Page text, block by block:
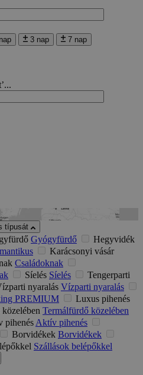
3 nap 7 nap
típusát
Gyógyfürdő
Hegyvidék
Karácsonyi vásár
Családoknak
Síelés Síelés
Tengerparti
nyaralás Vízparti nyaralás
PREMIUM
Luxus pihenés
Termálfürdő közelében
pihenésAktív pihenés
Borvidékek Borvidékek
Szállások belépőkkel